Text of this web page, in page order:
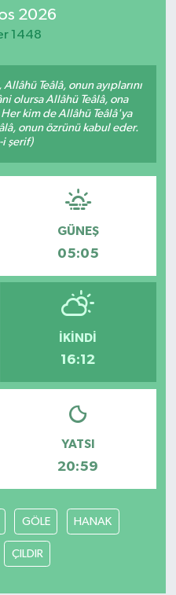
2026
1448
Teâlâ, onun ayıplarını
olursa Allâhü Teâlâ, ona
kim de Allâhü Teâlâ'ya
onun özrünü kabul eder.
i şerif)
GÜNEŞ
05:05
İKINDI
16:12
YATSI
20:59
GÖLE HANAK
ÇILDIR